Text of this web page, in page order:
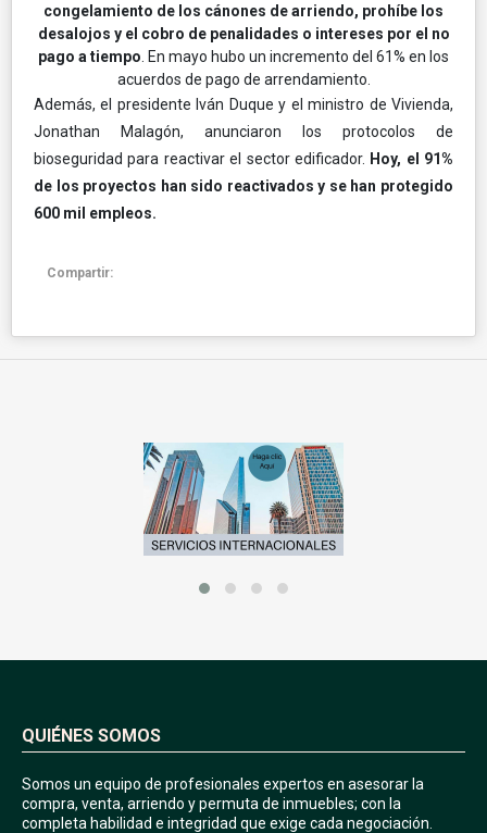
congelamiento de los cánones de arriendo, prohíbe los
desalojos y el cobro de penalidades o intereses por el no
pago a tiempo . En mayo hubo un incremento del 61% en los
acuerdos de pago de arrendamiento.
Además, el presidente Iván Duque y el ministro de Vivienda,
Jonathan Malagón, anunciaron los protocolos de
bioseguridad para reactivar el sector edificador. Hoy, el 91%
de los proyectos han sido reactivados y se han protegido
600 mil empleos.
Compartir:
QUIÉNES SOMOS
Somos un equipo de profesionales expertos en asesorar la
compra, venta, arriendo y permuta de inmuebles; con la
completa habilidad e integridad que exige cada negociación.